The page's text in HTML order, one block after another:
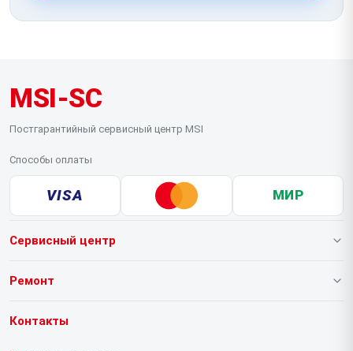
MSI-SC
Постгарантийный сервисный центр MSI
Способы оплаты
VISA МИР
Сервисный центр
О нашем сервисе
Ремонт
Ноутбуков
Контакты